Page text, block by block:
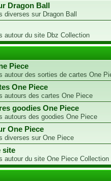
Dragon Ball
diverses sur Dragon Ball
autour du site Dbz Collection
Piece
autour des sorties de cartes One
One Piece
autours des cartes One Piece
goodies One Piece
autours des goodies One Piece
One Piece
diverses sur One Piece
site
autour du site One Piece Collection